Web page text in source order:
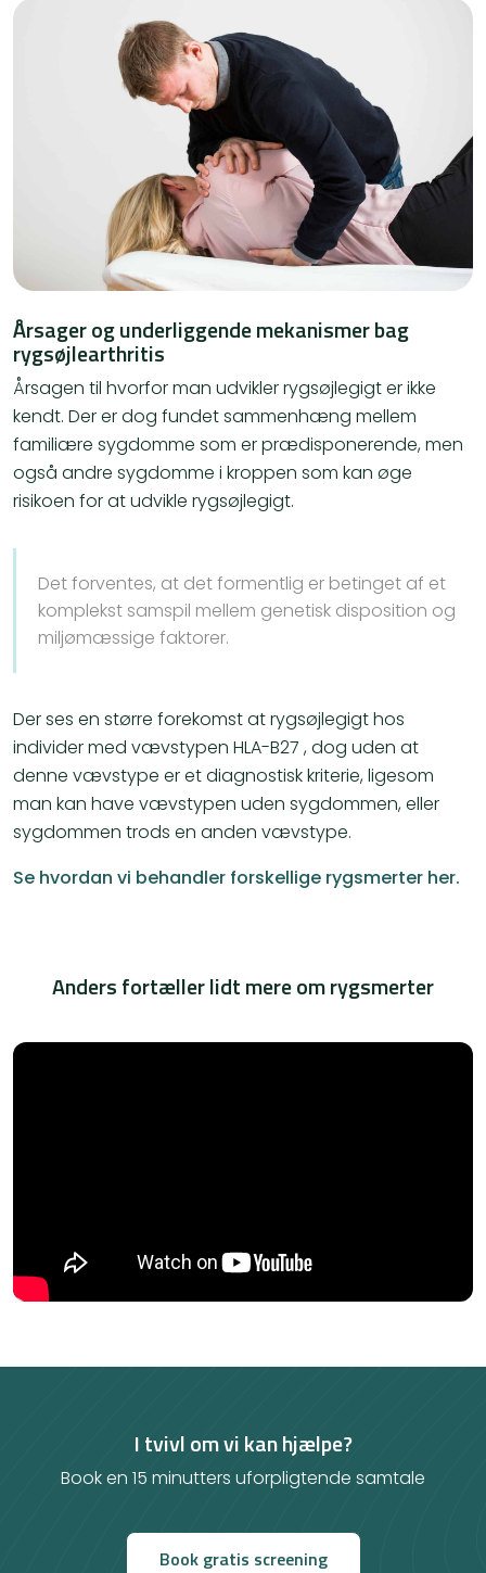
Årsager og underliggende mekanismer bag
rygsøjlearthritis
Årsagen til hvorfor man udvikler rygsøjlegigt er ikke
kendt. Der er dog fundet sammenhæng mellem
familiære sygdomme som er prædisponerende, men
også andre sygdomme i kroppen som kan øge
risikoen for at udvikle rygsøjlegigt.
Det forventes, at det formentlig er betinget af et
komplekst samspil mellem genetisk disposition og
miljømæssige faktorer.
Der ses en større forekomst at rygsøjlegigt hos
individer med vævstypen HLA-B27 , dog uden at
denne vævstype er et diagnostisk kriterie, ligesom
man kan have vævstypen uden sygdommen, eller
sygdommen trods en anden vævstype.
Se hvordan vi behandler forskellige rygsmerter her.
Anders fortæller lidt mere om rygsmerter
I tvivl om vi kan hjælpe?
Book en 15 minutters uforpligtende samtale
Book gratis screening